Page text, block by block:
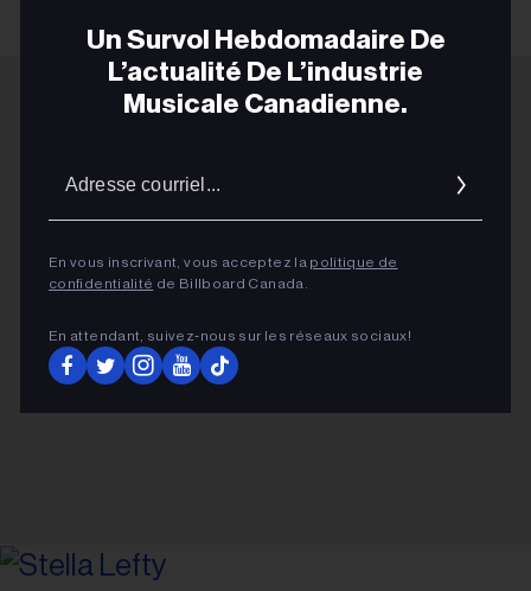
Un Survol Hebdomadaire De
L’actualité De L’industrie
Musicale Canadienne.
En vous inscrivant, vous acceptez la politique de
confidentialité de Billboard Canada.
En attendant, suivez‑nous sur les réseaux sociaux!